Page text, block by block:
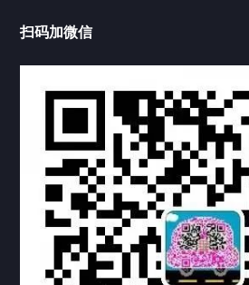
上海东方公证处海牙认证
上海黄浦公证处海牙认证
上海临港公证处海牙认证
上海卢湾公证处海牙认证
上海嘉定公证处海牙认证
扫码加微信